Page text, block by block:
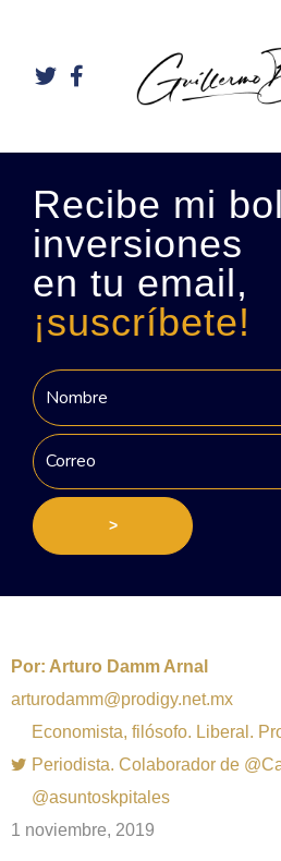
Recibe mi
inversiones
en tu email,
¡suscríbete!
>
Por: Arturo Damm Arnal
arturodamm@prodigy.net.mx
Economista, filósofo. Liberal.
Periodista. Colaborador de
@asuntoskpitales
1 noviembre, 2019